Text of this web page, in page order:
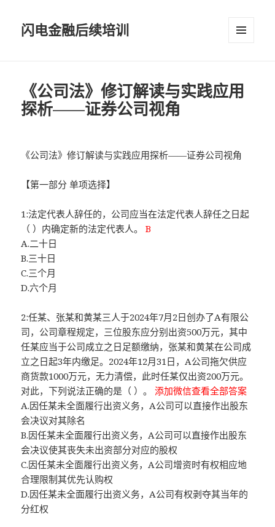
闪电金融后续培训
《公司法》修订解读与实践应用
探析——证券公司视角
《公司法》修订解读与实践应用探析——证券公司视角
【第一部分 单项选择】
1:法定代表人辞任的，公司应当在法定代表人辞任之日起
（ ）内确定新的法定代表人。B
A.二十日
B.三十日
C.三个月
D.六个月
2:任某、张某和黄某三人于2024年7月2日创办了A有限公
司，公司章程规定，三位股东应分别出资500万元，其中
任某应当于公司成立之日足额缴纳，张某和黄某在公司成
立之日起3年内缴足。2024年12月31日，A公司拖欠供应
商货款1000万元，无力清偿，此时任某仅出资200万元。
对此，下列说法正确的是（ ）。添加微信查看全部答案
A.因任某未全面履行出资义务，A公司可以直接作出股东
会决议对其除名
B.因任某未全面履行出资义务，A公司可以直接作出股东
会决议使其丧失未出资部分对应的股权
C.因任某未全面履行出资义务，A公司增资时有权相应地
合理限制其优先认购权
D.因任某未全面履行出资义务，A公司有权剥夺其当年的
分红权